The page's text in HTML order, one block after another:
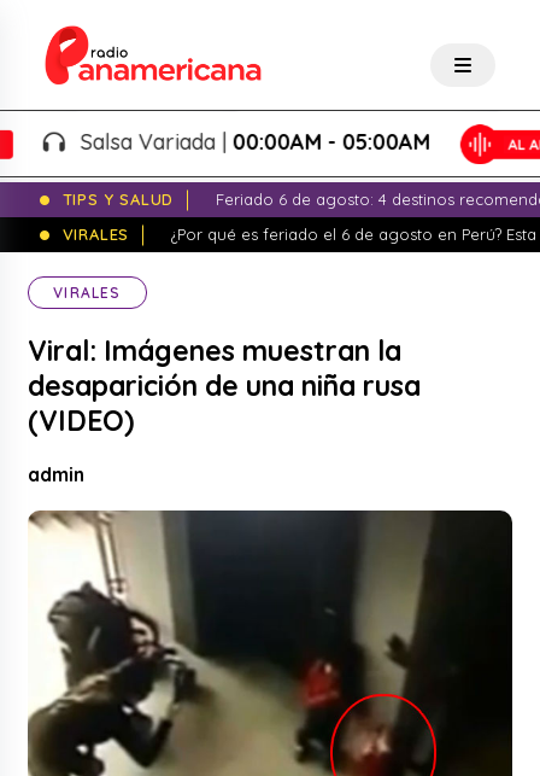
Salsa Variada |00:00AM - 05:00AM
TIPS Y SALUD
Feriado 6 de agosto: 4 destinos
VIRALES
¿Por qué es feriado el 6 de agosto en Perú?
VIRALES
Viral: Imágenes muestran la
desaparición de una niña rusa
(VIDEO)
admin